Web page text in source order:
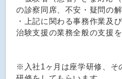
の診察同席、不安・疑問の解
・上記に関わる事務作業及
治験支援の業務全般の支援
※入社1ヶ月は座学研修、そ